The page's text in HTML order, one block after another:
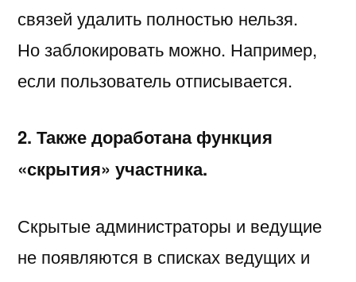
учет
участников
связей удалить полностью нельзя.
Но заблокировать можно. Например,
если пользователь отписывается.
2. Также доработана функция
«скрытия» участника.
Скрытые администраторы и ведущие
не появляются в списках ведущих и